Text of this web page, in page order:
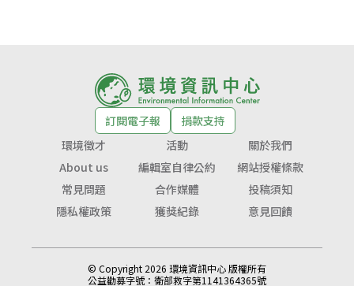
訂閱電子報
捐款支持
環境徵才
活動
關於我們
About us
編輯室自律公約
網站授權條款
常見問題
合作媒體
投稿須知
隱私權政策
獲獎紀錄 意見回饋
© Copyright 2026 環境資訊中心 版權所有
公益勸募字號： 衛部救字第1141364365號